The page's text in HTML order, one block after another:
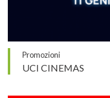
Promozioni
UCI CINEMAS